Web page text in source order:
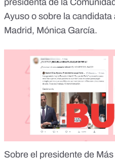
Ayuso o sobre la
Madrid, Mónica García.
Sobre el presidente de